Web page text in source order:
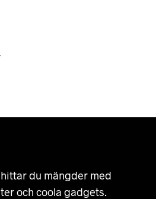
du mängder med
och coola gadgets.